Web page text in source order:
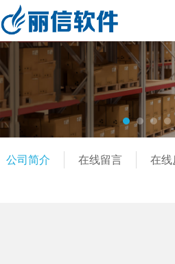
公司简介 在线留言 在